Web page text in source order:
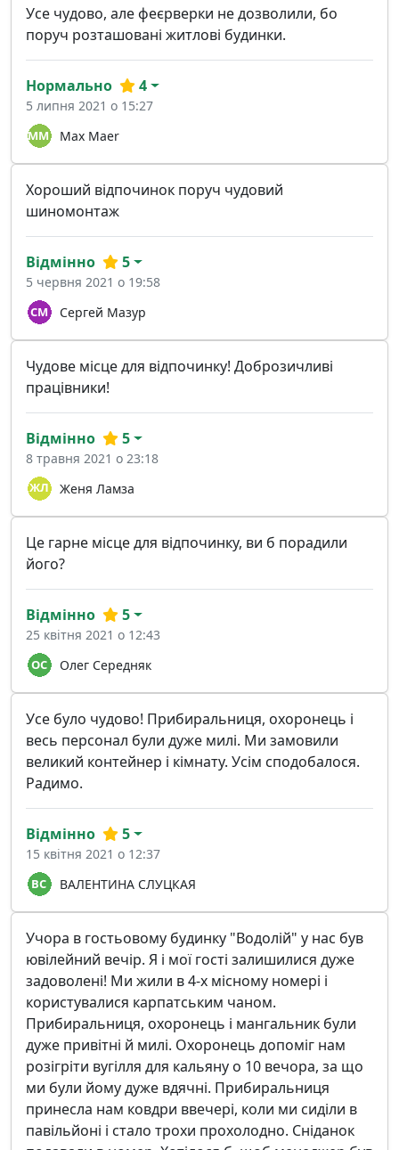
Усе чудово, але феєрверки не дозволили, бо
поруч розташовані житлові будинки.
Max Maer
Нормально 4
5 липня 2021 о 15:27
Хороший відпочинок поруч чудовий
шиномонтаж
Сергей Мазур
Відмінно 5
5 червня 2021 о 19:58
Чудове місце для відпочинку! Доброзичливі
працівники!
Женя Ламза
Відмінно 5
8 травня 2021 о 23:18
Це гарне місце для відпочинку, ви б порадили
його?
Олег Середняк
Відмінно 5
25 квітня 2021 о 12:43
Усе було чудово! Прибиральниця, охоронець і
весь персонал були дуже милі. Ми замовили
великий контейнер і кімнату. Усім сподобалося.
Радимо.
ВАЛЕНТИНА СЛУЦКАЯ
Відмінно 5
15 квітня 2021 о 12:37
Учора в гостьовому будинку "Водолій" у нас був
ювілейний вечір. Я і мої гості залишилися дуже
задоволені! Ми жили в 4-х місному номері і
користувалися карпатським чаном.
Прибиральниця, охоронець і мангальник були
дуже привітні й милі. Охоронець допоміг нам
розігріти вугілля для кальяну о 10 вечора, за що
ми були йому дуже вдячні. Прибиральниця
принесла нам ковдри ввечері, коли ми сиділи в
павільйоні і стало трохи прохолодно. Сніданок